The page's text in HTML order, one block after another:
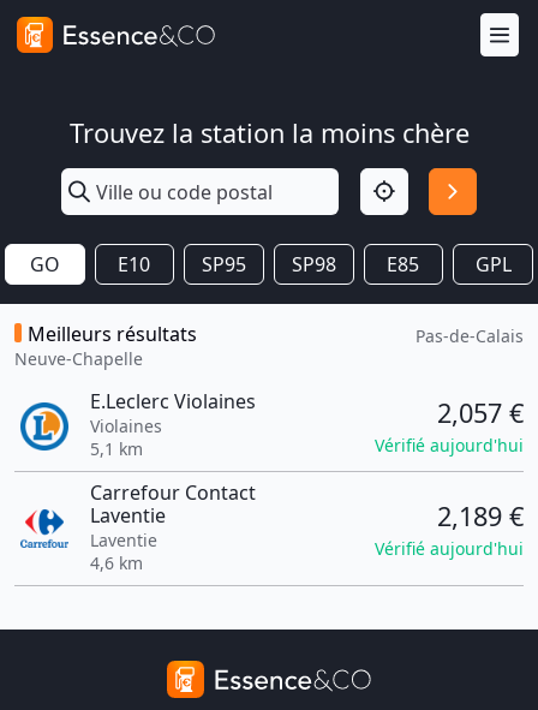
Trouvez la station la moins chère
GO E10 SP95 SP98 E85 GPL
Meilleurs résultats
Neuve-Chapelle
Pas-de-Calais
E.Leclerc Violaines
Violaines
5,1 km
2,057 €
Vérifié aujourd'hui
Carrefour Contact
Laventie
Laventie
4,6 km
2,189 €
Vérifié aujourd'hui